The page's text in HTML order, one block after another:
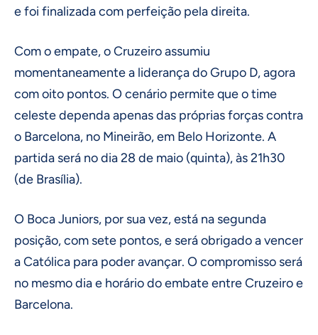
e foi finalizada com perfeição pela direita.
Com o empate, o Cruzeiro assumiu
momentaneamente a liderança do Grupo D, agora
com oito pontos. O cenário permite que o time
celeste dependa apenas das próprias forças contra
o Barcelona, no Mineirão, em Belo Horizonte. A
partida será no dia 28 de maio (quinta), às 21h30
(de Brasília).
O Boca Juniors, por sua vez, está na segunda
posição, com sete pontos, e será obrigado a vencer
a Católica para poder avançar. O compromisso será
no mesmo dia e horário do embate entre Cruzeiro e
Barcelona.